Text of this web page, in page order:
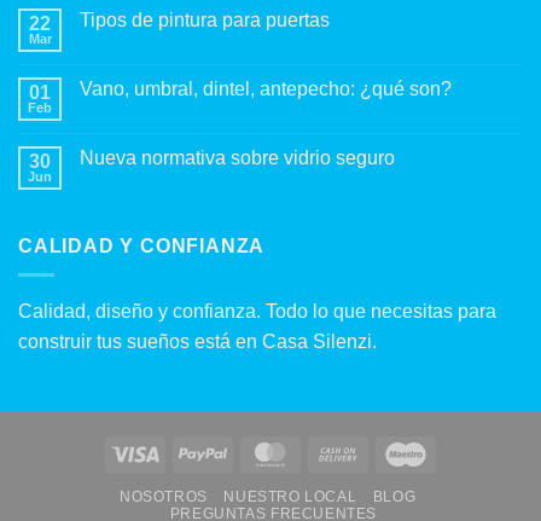
22
Mar
Tipos de pintura para puertas
en
para
01
Feb
Vano, umbral, dintel, antepecho: ¿qué son?
en
¿qué
son?
30
Jun
Nueva normativa sobre vidrio seguro
Nueva
seguro
CALIDAD Y CONFIANZA
Calidad, diseño y confianza. Todo lo que necesitas para
construir tus sueños está en Casa Silenzi.
Visa PayPal MasterCardCash
Delivery
NOSOTROS NUESTRO LOCAL
BLOG
PREGUNTAS FRECUENTES